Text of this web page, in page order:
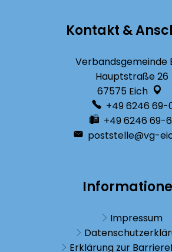
Kontakt &
Verbandsgemeinde
Hauptstraße 26
67575 Eich
+49 6246 69-
+49 6246 69-
poststelle@vg-
Impressum
Erklärung zur